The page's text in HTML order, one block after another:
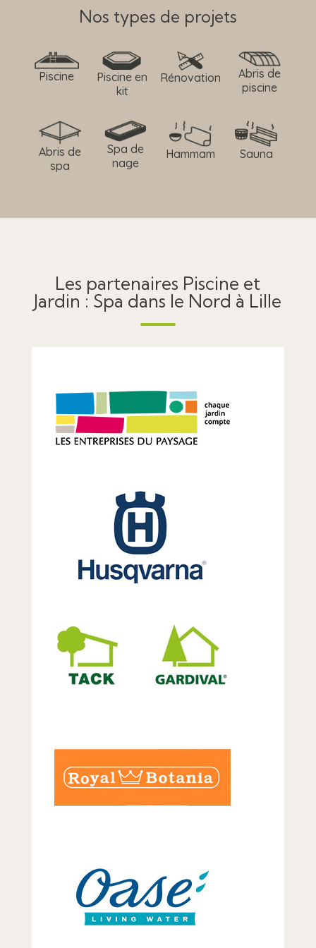
Nos types de projets
Piscine
Piscine en
kit
Rénovation
Abris de
piscine
Abris de
spa
Spa de
nage
Hammam Sauna
Les partenaires Piscine et
Jardin : Spa dans le Nord à Lille